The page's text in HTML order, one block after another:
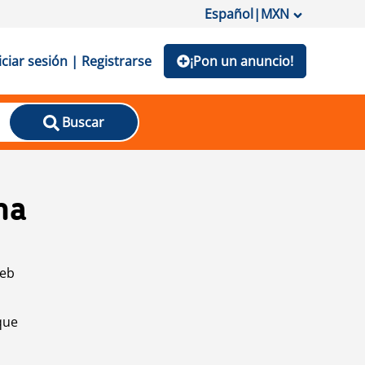
Español|MXN
sesión | Registrarse ¡Pon un anuncio!
Buscar